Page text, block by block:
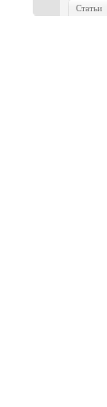
Статьи